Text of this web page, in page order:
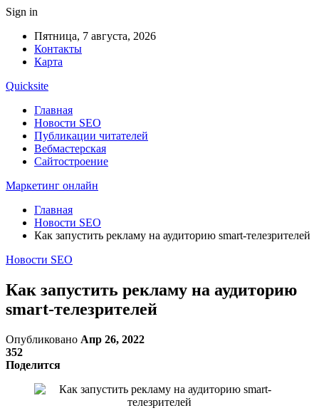
Sign in
Пятница, 7 августа, 2026
Контакты
Карта
Quicksite
Главная
Новости SEO
Публикации читателей
Вебмастерская
Сайтостроение
Маркетинг онлайн
Главная
Новости SEO
Как запустить рекламу на аудиторию smart-телезрителей
Новости SEO
Как запустить рекламу на аудиторию
smart-телезрителей
Опубликовано Апр 26, 2022
352
Поделится